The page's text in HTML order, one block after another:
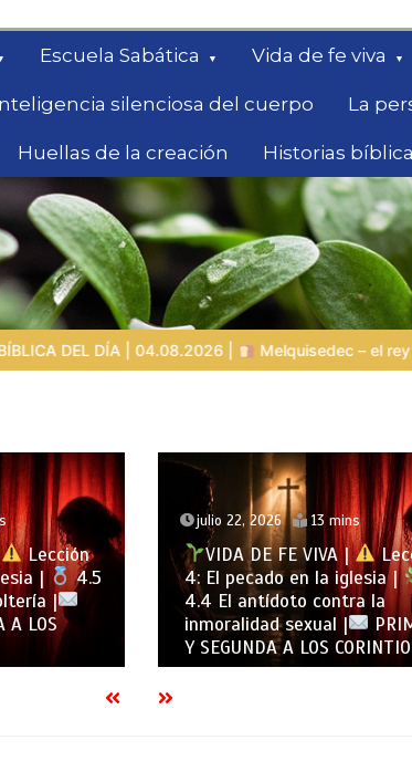
Escuela Sabática Vida de fe viva
silenciosa del cuerpo La
Huellas de la creación Historias
– el rey de paz y sacerdote del Dios
Lección
|
la
PRIMERA
julio 21, 2026 14 mins
VIDA DE FE VIVA |
4: El pecado en la iglesia |
Protegiendo la identidad de
iglesia |
PRIMERA Y
A LOS CORINTIOS